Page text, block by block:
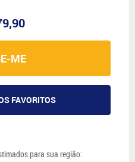
ME
FAVORITOS
para sua região: